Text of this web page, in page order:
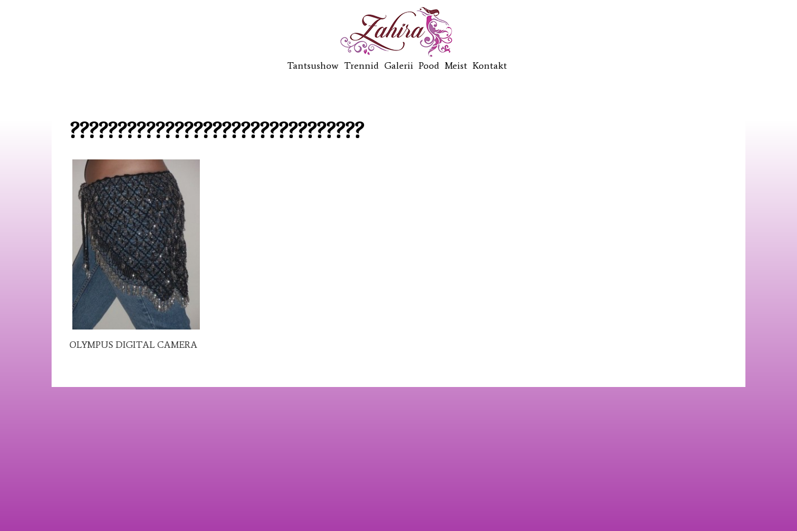
Tantsushow Trennid Galerii Pood Meist Kontakt
???????????????????????????????
OLYMPUS DIGITAL CAMERA